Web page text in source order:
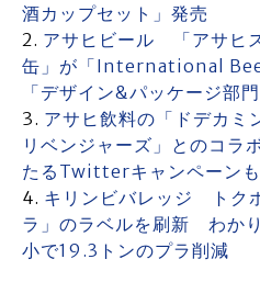
酒カップセット」発売
アサヒビール 「アサヒ
缶」が「International
「デザイン&パッケージ部
アサヒ飲料の「ドデカ
リベンジャーズ」とのコ
たるTwitterキャンペーンも
キリンビバレッジ トク
ラ」のラベルを刷新 わか
小で19.3トンのプラ削減